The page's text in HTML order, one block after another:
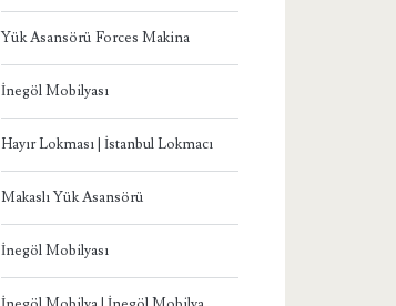
Yük Asansörü Forces Makina
İnegöl Mobilyası
Hayır Lokması | İstanbul Lokmacı
Makaslı Yük Asansörü
İnegöl Mobilyası